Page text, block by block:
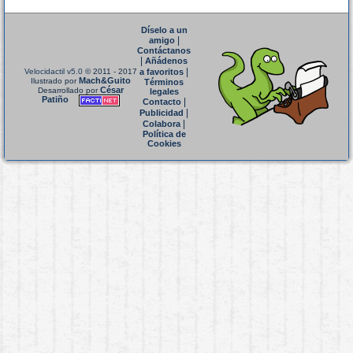
Velocidactil v5.0 © 2011 - 2017
Ilustrado porMach&Guito
Desarrollado porCésar
Patiño
Díselo a un
amigo|
Contáctanos
Añádenos
a favoritos
Términos
legales
Contacto|
Publicidad
Colabora|
Política de
Cookies